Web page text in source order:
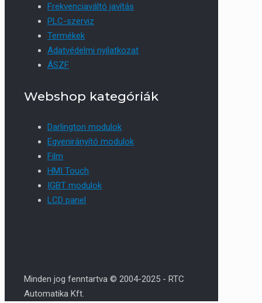
Frekvenciaváltó javítás
PLC-szerviz
Termékek
Adatvédelmi nyilatkozat
ÁSZF
Webshop kategóriák
Darlington modulok
Egyenirányító modulok
Film
HMI Touch
IGBT modulok
LCD panel
Minden jog fenntartva © 2004-2025 - RTC
Automatika Kft.